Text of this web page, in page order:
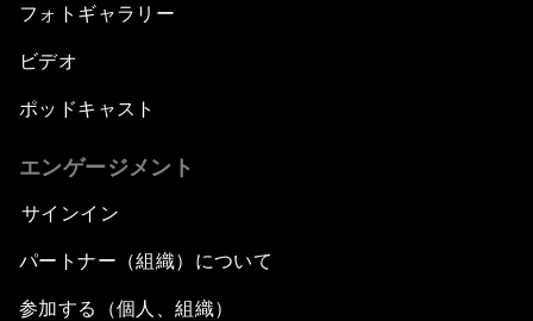
フォトギャラリー
ビデオ
ポッドキャスト
エンゲージメント
サインイン
パートナー（組織）について
参加する（個人、組織）